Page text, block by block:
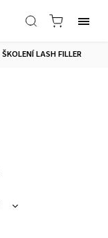
ŠKOLENÍ LASH FILLER